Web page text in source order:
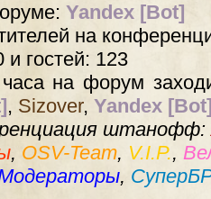
Yandex [Bot]
на
гостей: 123
на форум
, Sizover, Yandex
штанофф:
, OSV-Team, V.I.P.,
,